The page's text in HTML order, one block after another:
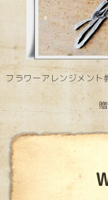
フラワーアレンジメン